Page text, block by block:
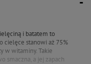
i batatem to
cielęce stanowi aż 75%
w witaminy. Takie
smaczna, a jej zapach